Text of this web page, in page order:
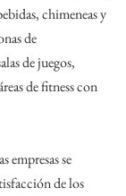
chimeneas y
de
de juegos,
de fitness con
empresas se
de los